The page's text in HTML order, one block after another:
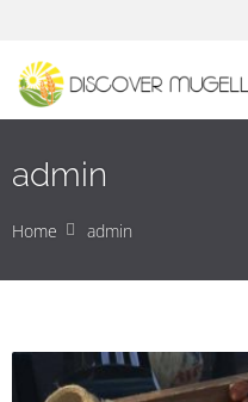
admin
Home admin